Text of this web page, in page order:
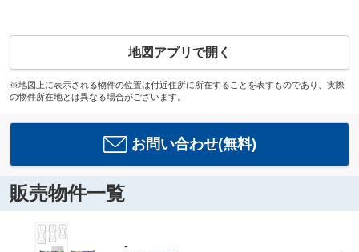
地図アプリで開く
※地図上に表示される物件の位置は付近住所に所在することを表すものであり、実際
の物件所在地とは異なる場合がございます。
お問い合わせ(無料)
販売物件一覧
-